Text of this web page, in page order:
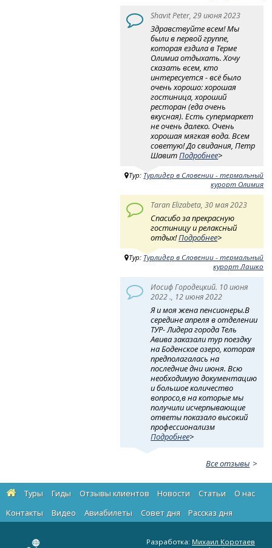
Shavit Peter, 29 июня 2023
Здравствуйте всем! Мы
были в первой группе,
которая ездила в Терме
Олимиа отдыхать. Хочу
сказать всем, кто
интересуется - всё было
очень хорошо: хорошая
гостиница, хороший
ресторан (еда очень
вкусная). Есть супермаркет
не очень далеко. Очень
хорошая мягкая вода. Всем
советую! До свидания, Петр
ШавитПодробнее>
Тур: Турлидер в Словении - термальный
курорт Олимия
Taran Elizabeta, 30 мая 2023
Спасибо за прекрасную
гостиницу и релаксный
отдых!Подробнее>
Тур: Турлидер в Словении - термальный
курорт Лашко
Иосиф Городецкий. 10 июня
2022 ., 12 июня 2022
Я и моя жена пенсионеры.В
середине апреля в отделении
ТУР- Лидера города Тель
Авива заказали тур поездку
на Боденское озеро, которая
предполагалась на
последние дни июня. Всю
необходимую документацию
и большое количество
вопросо,в на которые мы
получили исчерпывающие
ответы показало высокий
профессионализм
Подробнее>
Все отзывы
Туры Гиды Отзывы клиентов Новости Статьи
О нас
Контакты
Видео Авиабилеты Cовет дня Рассказ дня
Разработка: Михаил Коротаев